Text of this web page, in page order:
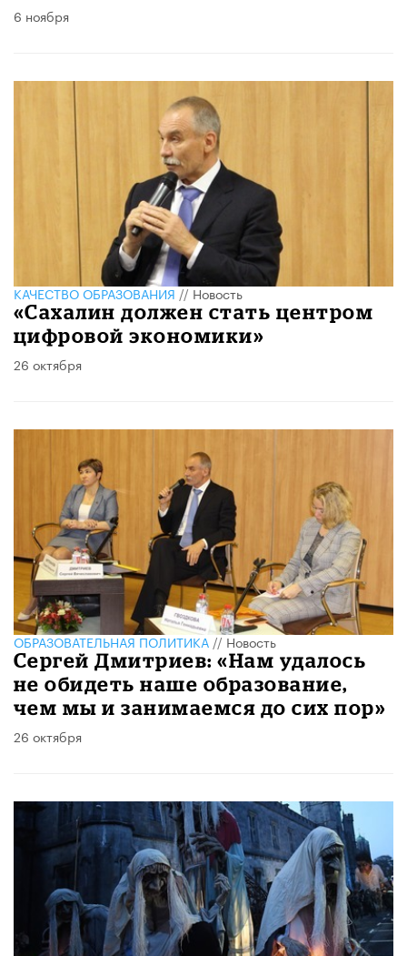
6 ноября
КАЧЕСТВО ОБРАЗОВАНИЯ//Новость
«Сахалин должен стать центром
цифровой экономики»
26 октября
ОБРАЗОВАТЕЛЬНАЯ ПОЛИТИКА //Новость
Сергей Дмитриев: «Нам удалось
не обидеть наше образование,
чем мы и занимаемся до сих пор»
26 октября